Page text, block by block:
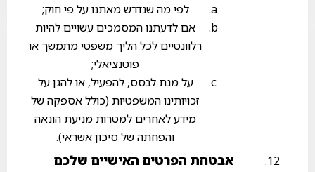
לפי מה שנדרש מאתנו על פי חוק;
אם לדעתנו המסמכים עשויים להיות
רלוונטיים לכל הליך משפטי מתמשך או
פוטנציאלי;
על מנת לבסס, להפעיל, או להגן על
זכויותינו המשפטיות (כולל אספקה של
מידע לאחרים למטרות מניעת הונאה
והפחתה של סיכון אשראי).
אבטחת הפרטים האישיים שלכם